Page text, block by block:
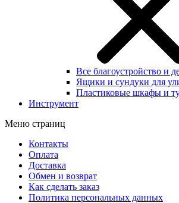
Все благоустройство и
Ящики и сундуки для
Пластиковые шкафы и
Инструмент
Меню страниц
Контакты
Оплата
Доставка
Обмен и возврат
Как сделать заказ
Политика персональных данных